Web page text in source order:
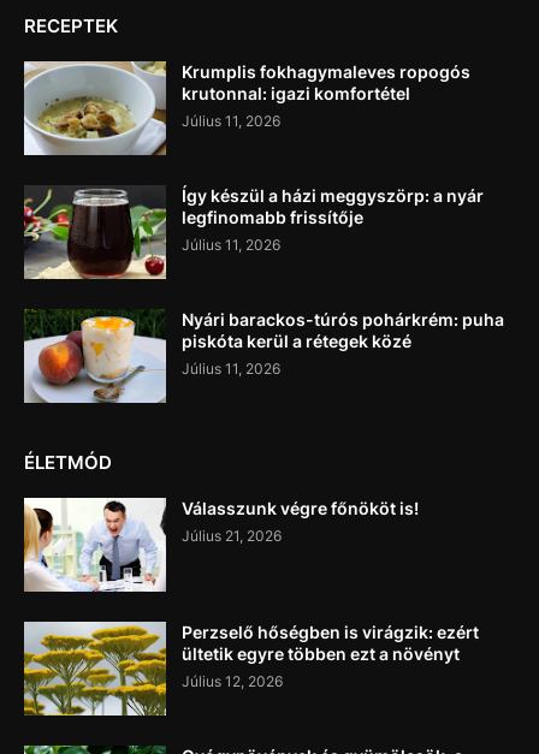
RECEPTEK
Krumplis fokhagymaleves ropogós
krutonnal: igazi komfortétel
Július 11, 2026
Így készül a házi meggyszörp: a nyár
legfinomabb frissítője
Július 11, 2026
Nyári barackos-túrós pohárkrém: puha
piskóta kerül a rétegek közé
Július 11, 2026
ÉLETMÓD
Válasszunk végre főnököt is!
Július 21, 2026
Perzselő hőségben is virágzik: ezért
ültetik egyre többen ezt a növényt
Július 12, 2026